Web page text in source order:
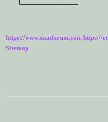
https://www.naatforum.com https://
Sitemap